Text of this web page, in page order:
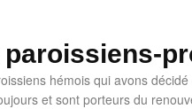
paroissiens-
hémois qui avons
et sont porteurs du